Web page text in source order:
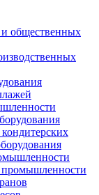
и общественных
промышленности